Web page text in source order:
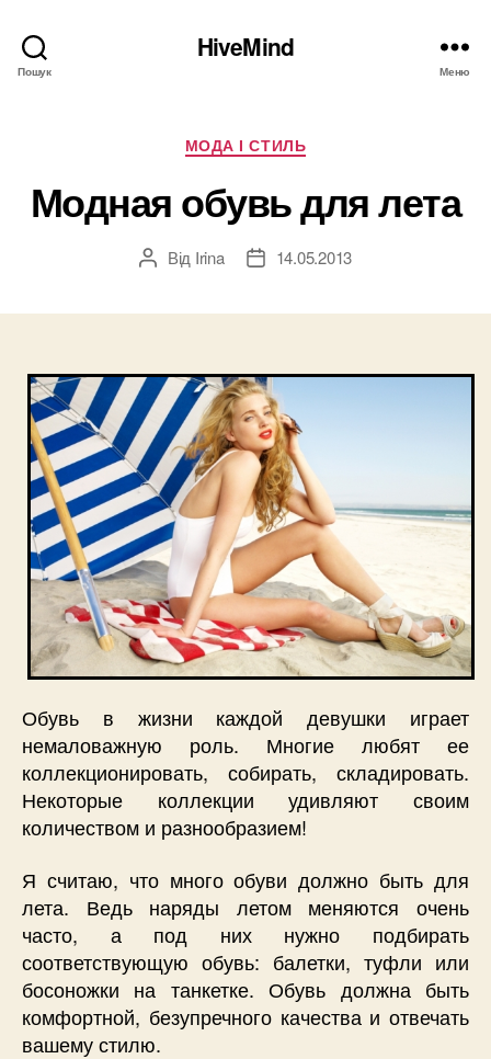
Пошук
HiveMind
Меню
Категорії
МОДА І СТИЛЬ
Модная обувь для лета
Автор
Від Irina
Дата14.05.2013
Обувь в жизни каждой девушки играет
немаловажную роль. Многие любят ее
коллекционировать, собирать, складировать.
Некоторые коллекции удивляют своим
количеством и разнообразием!
Я считаю, что много обуви должно быть для
лета. Ведь наряды летом меняются очень
часто, а под них нужно подбирать
соответствующую обувь: балетки, туфли или
босоножки на танкетке. Обувь должна быть
комфортной, безупречного качества и отвечать
вашему стилю.